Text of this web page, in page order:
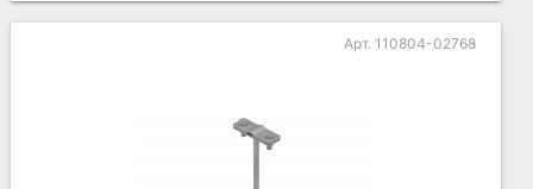
Арт. 110804-02768